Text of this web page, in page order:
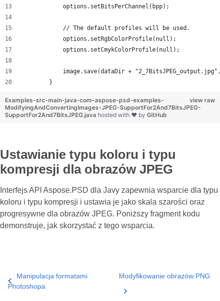
            options.setBitsPerChannel(bpp);
            // The default profiles will be used.
            options.setRgbColorProfile(null);
            options.setCmykColorProfile(null);
image.save(dataDir +
        }
view raw
Examples-src-main-java-com-aspose-psd-examples-
ModifyingAndConvertingImages-JPEG-SupportFor2And7BitsJPEG-
SupportFor2And7BitsJPEG.java hosted with ❤ by GitHub
Ustawianie typu koloru i typu
kompresji dla obrazów JPEG
Interfejs API Aspose.PSD dla Javy zapewnia wsparcie dla typu
koloru i typu kompresji i ustawia je jako skala szarości oraz
progresywne dla obrazów JPEG. Poniższy fragment kodu
demonstruje, jak skorzystać z tego wsparcia.
Manipulacja formatami
Photoshopa
Modyfikowanie obrazów PNG